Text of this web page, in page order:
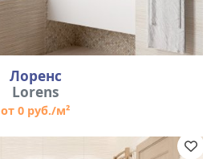
Лоренс
Lorens
от 0 руб./м²